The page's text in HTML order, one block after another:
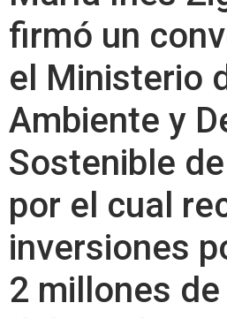
firmó un
el Ministerio
Ambiente y
Sostenible
por el cual
inversiones
2 millones